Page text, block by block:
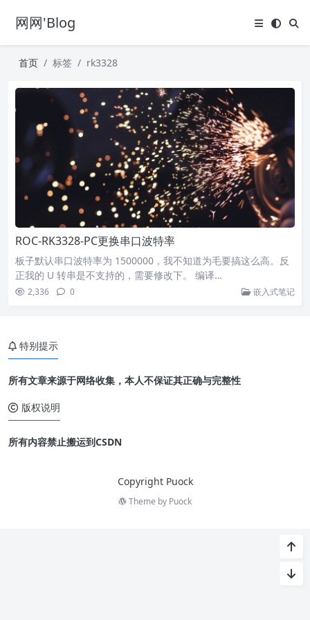
网网'Blog
首页 标签 rk3328
ROC-RK3328-PC更换串口波特率
板子默认串口波特率为 1500000，我不知道为毛要搞这么高。反
正我的 U 转串是不支持的，需要修改下。 编译…
2,336 0 嵌入式笔记
特别提示
所有文章来源于网络收集，本人不保证其正确与完整性
版权说明
所有内容禁止搬运到CSDN
Copyright Puock
Theme by Puock